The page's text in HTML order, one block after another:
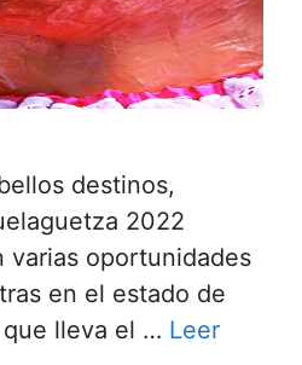
destinos,
2022
varias oportunidades
en el estado de
que lleva el … Leer